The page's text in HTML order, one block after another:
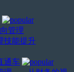
管理
技能提升
通车